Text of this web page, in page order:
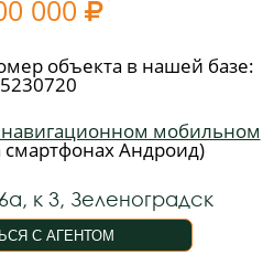
000 
объекта в нашей базе:
мобильном
смартфонах Андроид)
к 3, Зеленоградск